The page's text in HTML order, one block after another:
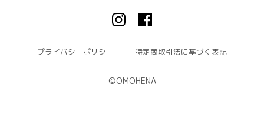
プライバシーポリシー 特定商取引法に基づく表記
©︎OMOHENA